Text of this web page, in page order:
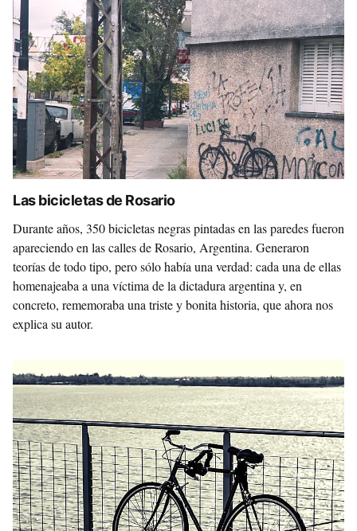
Las bicicletas de Rosario
Durante años, 350 bicicletas negras pintadas en las paredes fueron
apareciendo en las calles de Rosario, Argentina. Generaron
teorías de todo tipo, pero sólo había una verdad: cada una de ellas
homenajeaba a una víctima de la dictadura argentina y, en
concreto, rememoraba una triste y bonita historia, que ahora nos
explica su autor.